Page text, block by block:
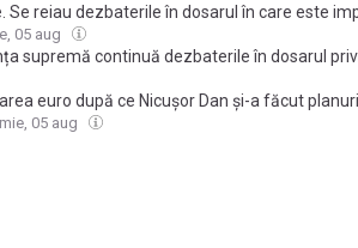
Se reiau dezbaterile în dosarul în care este
05 aug
supremă continuă dezbaterile în dosarul
euro după ce Nicușor Dan și-a făcut
05 aug